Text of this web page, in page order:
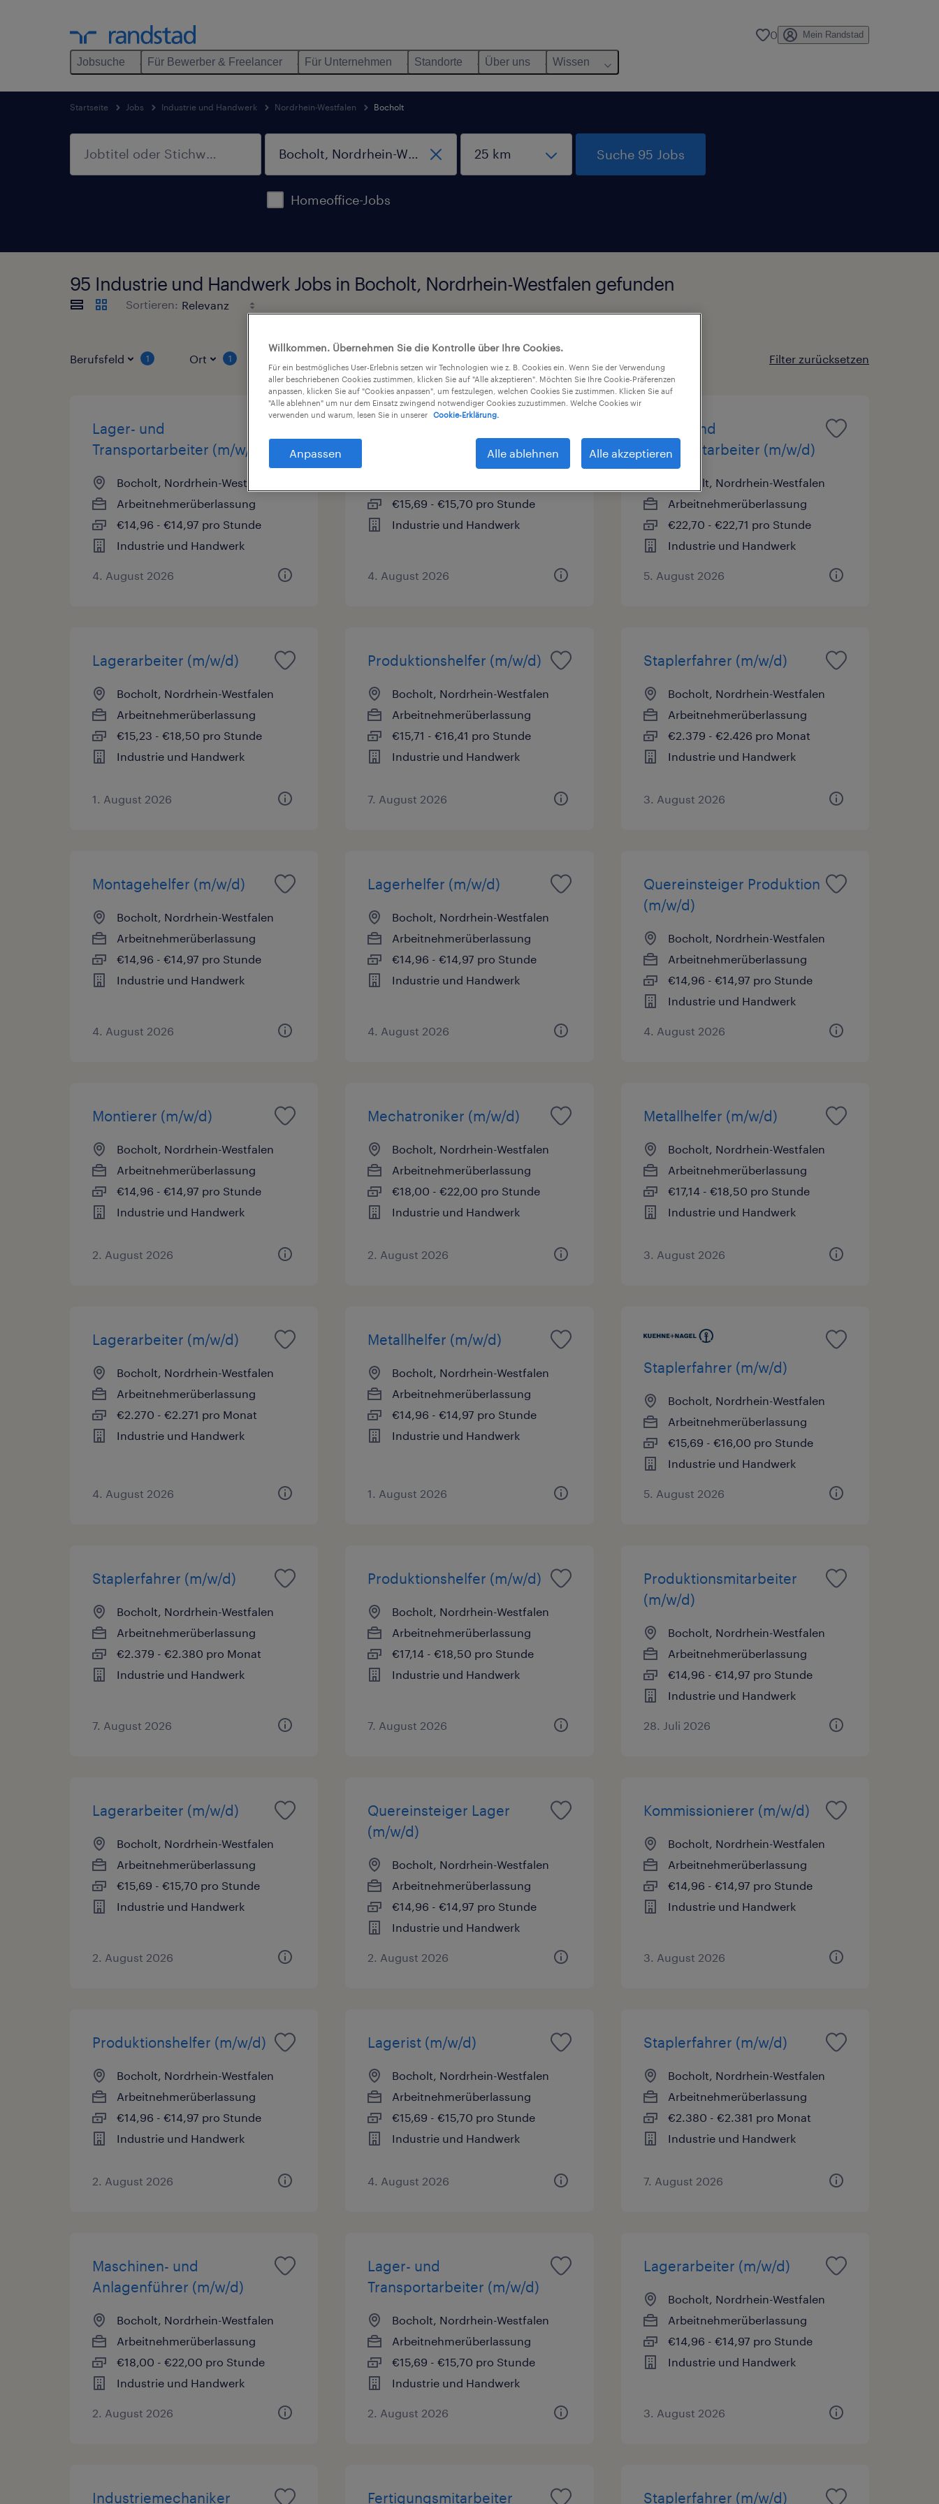
Jobsuche Für Bewerber & Freelancer Für Unternehmen Standorte Über uns Wissen
0 Mein Randstad
Startseite Jobs Industrie und Handwerk Nordrhein-Westfalen Bocholt
Homeoffice-Jobs
Suche 95 Jobs
95 Industrie und Handwerk Jobs in Bocholt, Nordrhein-Westfalen gefunden
Sortieren:
Berufsfeld 1 Ort 1 Filter zurücksetzen
Lager- und
Transportarbeiter (m/w/d)
Bocholt, Nordrhein-Westfalen
Arbeitnehmerüberlassung
€14,96 - €14,97 pro Stunde
Industrie und Handwerk
4. August 2026
Bocholt, Nordrhein-Westfalen
€15,69 - €15,70 pro Stunde
Industrie und Handwerk
4. August 2026
Lager- und
Transportarbeiter (m/w/d)
Bocholt, Nordrhein-Westfalen
Arbeitnehmerüberlassung
€22,70 - €22,71 pro Stunde
Industrie und Handwerk
5. August 2026
Lagerarbeiter (m/w/d)
Bocholt, Nordrhein-Westfalen
Arbeitnehmerüberlassung
€15,23 - €18,50 pro Stunde
Industrie und Handwerk
1. August 2026
Produktionshelfer (m/w/d)
Bocholt, Nordrhein-Westfalen
Arbeitnehmerüberlassung
€15,71 - €16,41 pro Stunde
Industrie und Handwerk
7. August 2026
Staplerfahrer (m/w/d)
Bocholt, Nordrhein-Westfalen
Arbeitnehmerüberlassung
€2.379 - €2.426 pro Monat
Industrie und Handwerk
3. August 2026
Montagehelfer (m/w/d)
Bocholt, Nordrhein-Westfalen
Arbeitnehmerüberlassung
€14,96 - €14,97 pro Stunde
Industrie und Handwerk
4. August 2026
Lagerhelfer (m/w/d)
Bocholt, Nordrhein-Westfalen
Arbeitnehmerüberlassung
€14,96 - €14,97 pro Stunde
Industrie und Handwerk
4. August 2026
Quereinsteiger Produktion
(m/w/d)
Bocholt, Nordrhein-Westfalen
Arbeitnehmerüberlassung
€14,96 - €14,97 pro Stunde
Industrie und Handwerk
4. August 2026
Montierer (m/w/d)
Bocholt, Nordrhein-Westfalen
Arbeitnehmerüberlassung
€14,96 - €14,97 pro Stunde
Industrie und Handwerk
2. August 2026
Mechatroniker (m/w/d)
Bocholt, Nordrhein-Westfalen
Arbeitnehmerüberlassung
€18,00 - €22,00 pro Stunde
Industrie und Handwerk
2. August 2026
Metallhelfer (m/w/d)
Bocholt, Nordrhein-Westfalen
Arbeitnehmerüberlassung
€17,14 - €18,50 pro Stunde
Industrie und Handwerk
3. August 2026
Lagerarbeiter (m/w/d)
Bocholt, Nordrhein-Westfalen
Arbeitnehmerüberlassung
€2.270 - €2.271 pro Monat
Industrie und Handwerk
4. August 2026
Metallhelfer (m/w/d)
Bocholt, Nordrhein-Westfalen
Arbeitnehmerüberlassung
€14,96 - €14,97 pro Stunde
Industrie und Handwerk
1. August 2026
Staplerfahrer (m/w/d)
Bocholt, Nordrhein-Westfalen
Arbeitnehmerüberlassung
€15,69 - €16,00 pro Stunde
Industrie und Handwerk
5. August 2026
Staplerfahrer (m/w/d)
Bocholt, Nordrhein-Westfalen
Arbeitnehmerüberlassung
€2.379 - €2.380 pro Monat
Industrie und Handwerk
7. August 2026
Produktionshelfer (m/w/d)
Bocholt, Nordrhein-Westfalen
Arbeitnehmerüberlassung
€17,14 - €18,50 pro Stunde
Industrie und Handwerk
7. August 2026
Produktionsmitarbeiter
(m/w/d)
Bocholt, Nordrhein-Westfalen
Arbeitnehmerüberlassung
€14,96 - €14,97 pro Stunde
Industrie und Handwerk
28. Juli 2026
Lagerarbeiter (m/w/d)
Bocholt, Nordrhein-Westfalen
Arbeitnehmerüberlassung
€15,69 - €15,70 pro Stunde
Industrie und Handwerk
2. August 2026
Quereinsteiger Lager
(m/w/d)
Bocholt, Nordrhein-Westfalen
Arbeitnehmerüberlassung
€14,96 - €14,97 pro Stunde
Industrie und Handwerk
2. August 2026
Kommissionierer (m/w/d)
Bocholt, Nordrhein-Westfalen
Arbeitnehmerüberlassung
€14,96 - €14,97 pro Stunde
Industrie und Handwerk
3. August 2026
Produktionshelfer (m/w/d)
Bocholt, Nordrhein-Westfalen
Arbeitnehmerüberlassung
€14,96 - €14,97 pro Stunde
Industrie und Handwerk
2. August 2026
Lagerist (m/w/d)
Bocholt, Nordrhein-Westfalen
Arbeitnehmerüberlassung
€15,69 - €15,70 pro Stunde
Industrie und Handwerk
4. August 2026
Staplerfahrer (m/w/d)
Bocholt, Nordrhein-Westfalen
Arbeitnehmerüberlassung
€2.380 - €2.381 pro Monat
Industrie und Handwerk
7. August 2026
Maschinen- und
Anlagenführer (m/w/d)
Bocholt, Nordrhein-Westfalen
Arbeitnehmerüberlassung
€18,00 - €22,00 pro Stunde
Industrie und Handwerk
2. August 2026
Lager- und
Transportarbeiter (m/w/d)
Bocholt, Nordrhein-Westfalen
Arbeitnehmerüberlassung
€15,69 - €15,70 pro Stunde
Industrie und Handwerk
2. August 2026
Lagerarbeiter (m/w/d)
Bocholt, Nordrhein-Westfalen
Arbeitnehmerüberlassung
€14,96 - €14,97 pro Stunde
Industrie und Handwerk
3. August 2026
Industriemechaniker Fertigungsmitarbeiter Staplerfahrer (m/w/d)
Willkommen. Übernehmen Sie die Kontrolle über Ihre Cookies.
Für ein bestmögliches User-Erlebnis setzen wir Technologien wie z. B. Cookies ein. Wenn Sie der Verwendung
aller beschriebenen Cookies zustimmen, klicken Sie auf "Alle akzeptieren". Möchten Sie Ihre Cookie-Präferenzen
anpassen, klicken Sie auf "Cookies anpassen", um festzulegen, welchen Cookies Sie zustimmen. Klicken Sie auf
"Alle ablehnen" um nur dem Einsatz zwingend notwendiger Cookies zuzustimmen. Welche Cookies wir
verwenden und warum, lesen Sie in unserer
Cookie-Erklärung.
Anpassen Alle ablehnen Alle akzeptieren